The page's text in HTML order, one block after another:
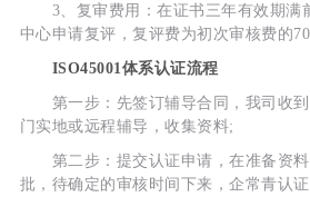
3、复审费用：在证书三年有效期满
中心申请复评，复评费为初次审核费的
ISO45001体系认证流程
第一步：先签订辅导合同，我司收到
门实地或远程辅导，收集资料;
第二步：提交认证申请，在准备资料
批，待确定的审核时间下来，企常青认